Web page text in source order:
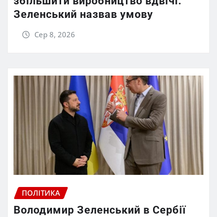
Зеленський назвав умову
Сер 8, 2026
ПОЛІТИКА
Володимир Зеленський в Сербії